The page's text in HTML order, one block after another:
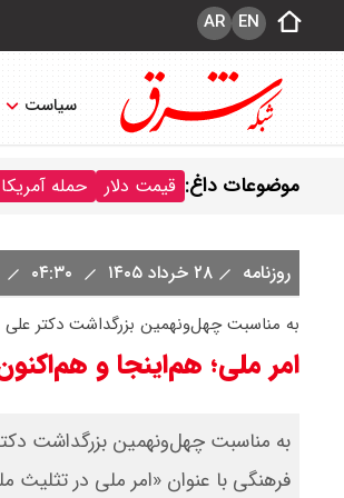
EN
AR
سیاست
موضوعات داغ: قیمت دلار حمله
روزنامه ۲۸ خرداد ۱۴۰۵
به مناسبت چهل‌ونهمین بزرگداشت دکتر
امر ملی؛ هم‌اینجا و
به مناسبت چهل‌ونهمین بزرگداشت
فرهنگی با عنوان «امر ملی در